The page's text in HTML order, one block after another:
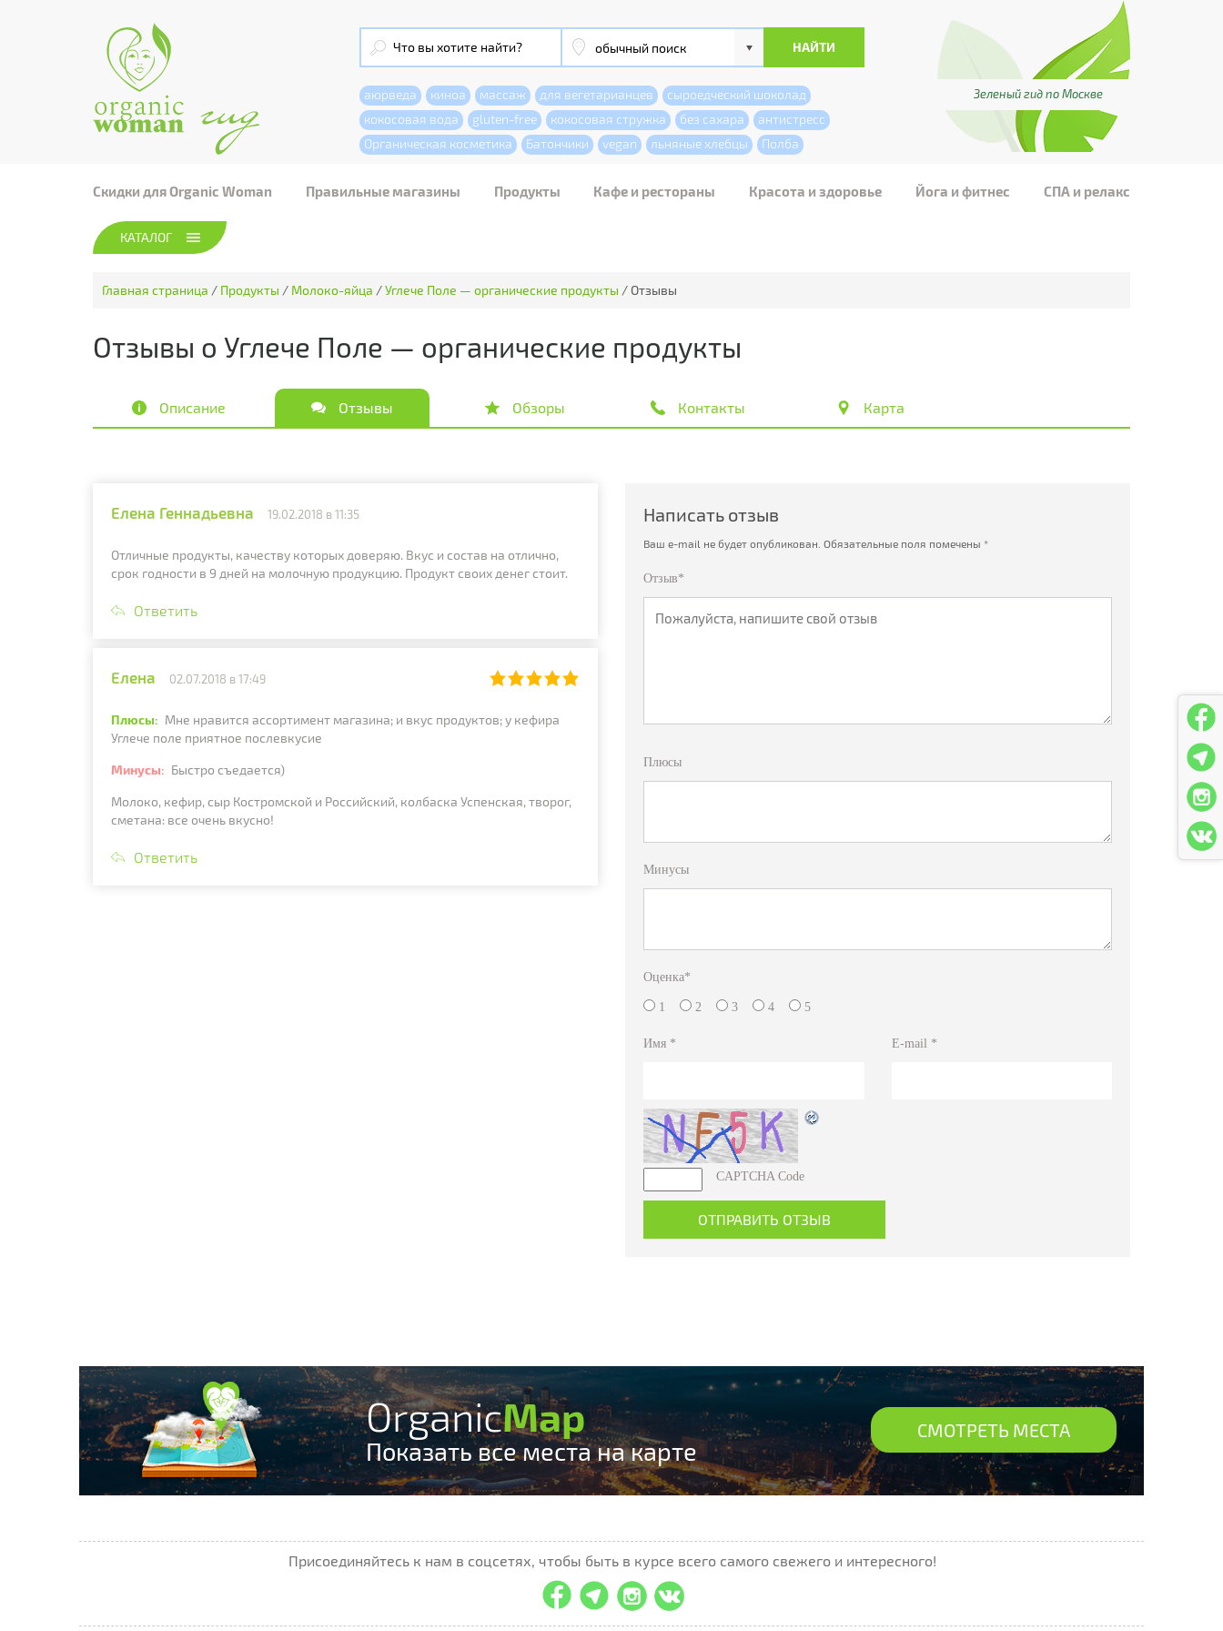
аюрведа киноа массаж для вегетарианцев
сыроедческий шоколад
кокосовая вода
gluten-free кокосовая стружка без сахара
антистресс
Органическая косметика
Батончики vegan льняные хлебцы Полба
Зеленый гид по Москве
Скидки для Organic Woman Правильные магазины Продукты Кафе и рестораны Красота и здоровье Йога и фитнес СПА и релакс
КАТАЛОГ
Главная страница / Продукты / Молоко-яйца /Углече Поле — органические продукты / Отзывы
Отзывы о Углече Поле — органические продукты
Описание Отзывы Обзоры Контакты Карта
Елена Геннадьевна 19.02.2018 в 11:35
Отличные продукты, качеству которых доверяю. Вкус и состав на отлично,
срок годности в 9 дней на молочную продукцию. Продукт своих денег стоит.
Ответить
Елена 02.07.2018 в 17:49
Плюсы: Мне нравится ассортимент магазина; и вкус продуктов; у кефира
Углече поле приятное послевкусие
Минусы: Быстро съедается)
Молоко, кефир, сыр Костромской и Российский, колбаска Успенская, творог,
сметана: все очень вкусно!
Ответить
Написать отзыв
Ваш e-mail не будет опубликован. Обязательные поля помечены *
Отзыв*
Плюсы
Минусы
Оценка*
1 2 3 4 5
Имя * E-mail *
CAPTCHA Code
OrganicMap
Показать все места на карте
СМОТРЕТЬ МЕСТА
Присоединяйтесь к нам в соцсетях, чтобы быть в курсе всего самого свежего и интересного!